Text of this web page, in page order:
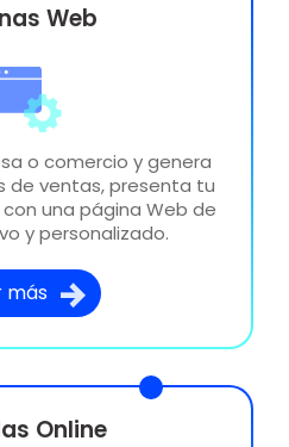
Web
o comercio y genera
de ventas, presenta tu
una página Web de
y personalizado.
más
Online